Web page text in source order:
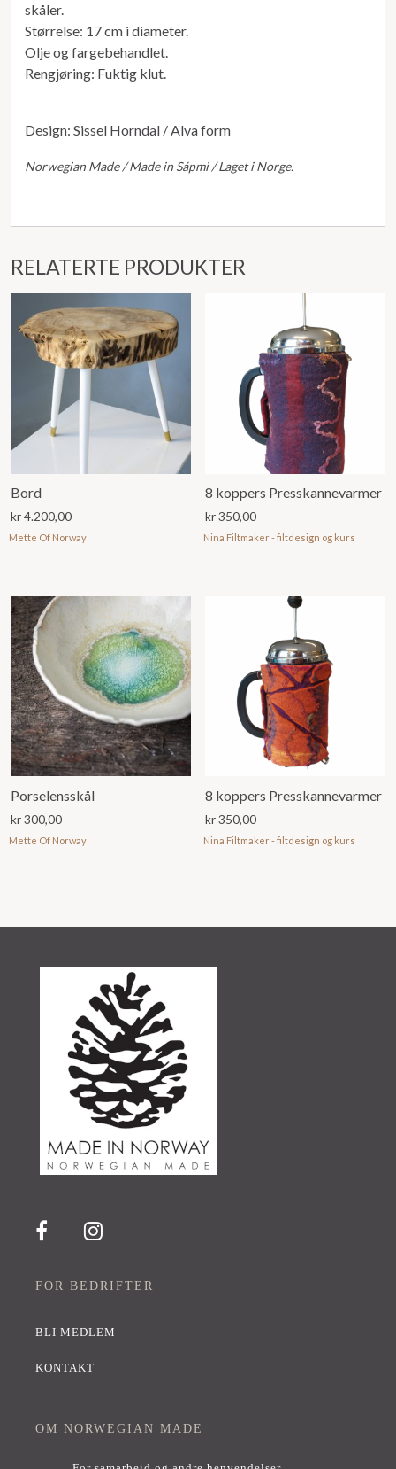
skåler.
Størrelse: 17 cm i diameter.
Olje og fargebehandlet.
Rengjøring: Fuktig klut.
Design: Sissel Horndal / Alva form
Norwegian Made / Made in Sápmi / Laget i Norge.
RELATERTE PRODUKTER
Bord
kr4.200,00
Mette Of Norway
8 koppers Presskannevarmer
kr350,00
Nina Filtmaker - filtdesign og kurs
Porselensskål
kr300,00
Mette Of Norway
8 koppers Presskannevarmer
kr350,00
Nina Filtmaker - filtdesign og kurs
FOR BEDRIFTER
BLI MEDLEM
KONTAKT
OM NORWEGIAN MADE